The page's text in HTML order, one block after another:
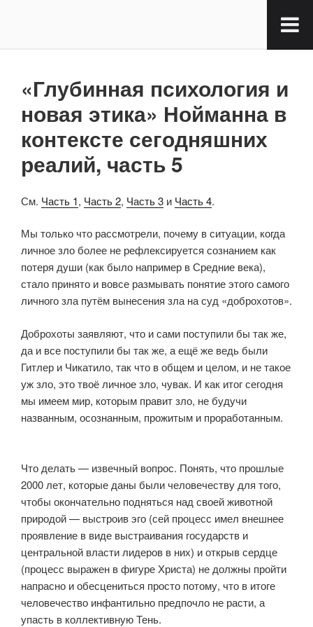
«Глубинная психология и
новая этика» Нойманна в
контексте сегодняшних
реалий, часть 5
См. Часть 1, Часть 2, Часть 3 и Часть 4.
Мы только что рассмотрели, почему в ситуации, когда
личное зло более не рефлексируется сознанием как
потеря души (как было например в Средние века),
стало принято и вовсе размывать понятие этого самого
личного зла путём вынесения зла на суд «доброхотов».
Доброхоты заявляют, что и сами поступили бы так же,
да и все поступили бы так же, а ещё же ведь были
Гитлер и Чикатило, так что в общем и целом, и не такое
уж зло, это твоё личное зло, чувак. И как итог сегодня
мы имеем мир, которым правит зло, не будучи
названным, осознанным, прожитым и проработанным.
Что делать — извечный вопрос. Понять, что прошлые
2000 лет, которые даны были человечеству для того,
чтобы окончательно подняться над своей животной
природой — выстроив эго (сей процесс имел внешнее
проявление в виде выстраивания государств и
центральной власти лидеров в них) и открыв сердце
(процесс выражен в фигуре Христа) не должны пройти
напрасно и обесцениться просто потому, что в итоге
человечество инфантильно предпочло не расти, а
упасть в коллективную Тень.